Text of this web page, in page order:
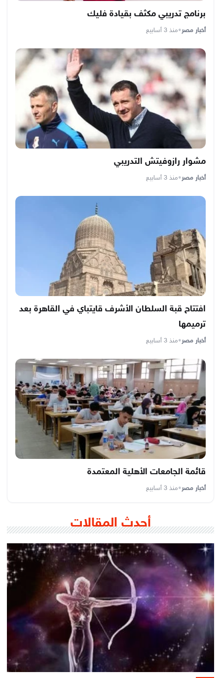
برنامج تدريبي مكثف بقيادة فليك
أخبار مصر•منذ 3 أسابيع
مشوار رازوفيتش التدريبي
أخبار مصر•منذ 3 أسابيع
افتتاح قبة السلطان الأشرف قايتباي في القاهرة بعد
ترميمها
أخبار مصر•منذ 3 أسابيع
قائمة الجامعات الأهلية المعتمدة
أخبار مصر•منذ 3 أسابيع
أحدث المقالات